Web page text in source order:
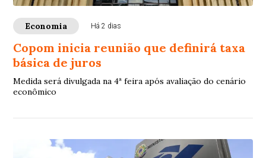
Economia Há 2 dias
Copom inicia reunião que definirá taxa
básica de juros
Medida será divulgada na 4ª feira após avaliação do cenário
econômico